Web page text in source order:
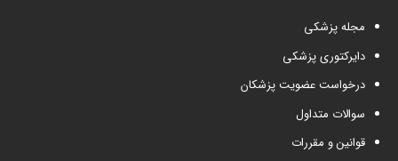
مجله پزشکی
دایرکتوری پزشکی
درخواست عضویت پزشکان
سوالات متداول
قوانین و مقررات